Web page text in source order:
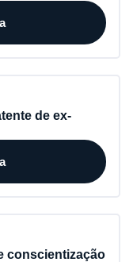
de ex-
conscientização